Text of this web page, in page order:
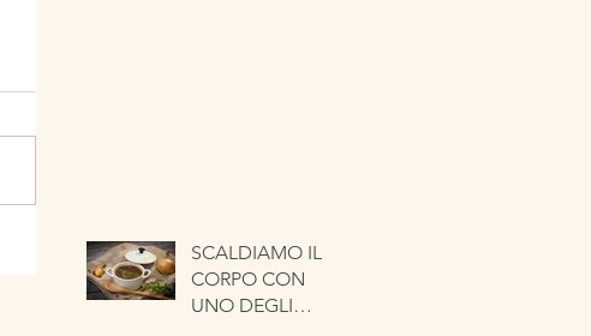
SCALDIAMO IL
CORPO CON
UNO DEGLI